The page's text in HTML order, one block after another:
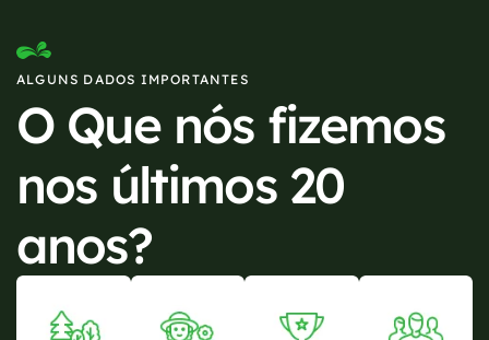
ALGUNS DADOS IMPORTANTES
O Que nós fizemos
nos últimos 20
anos?